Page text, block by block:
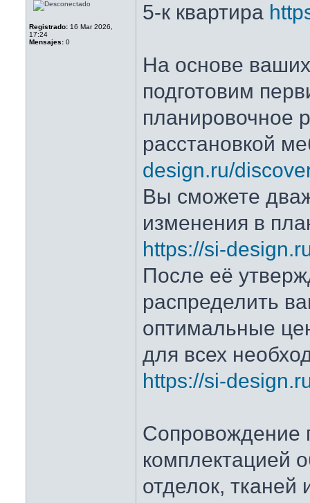
Registrado: 16 Mar 2026,
17:24
Mensajes: 0
5-к квартира
На основе
подготовим
планировочное
расстановкой
design.ru/
Вы сможете
изменения в
https://si-
После её
распределить
оптимальные
для всех
https://si-
Сопровождение
комплектацией
отделок, тканей